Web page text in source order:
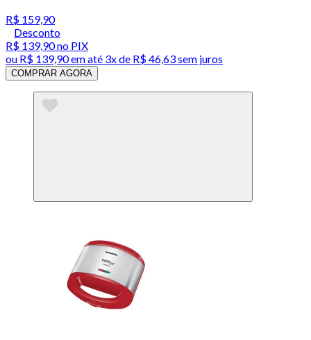
R$ 159,90
Desconto
R$ 139,90no PIX
ou R$ 139,90em até 3x de R$ 46,63 sem juros
COMPRAR AGORA